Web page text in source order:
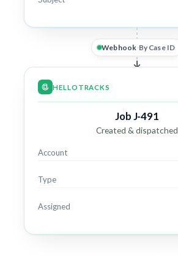
Webhook·By Case ID
HELLOTRACKS
Job J-491
Created & dispatched
Account
Type
Assigned